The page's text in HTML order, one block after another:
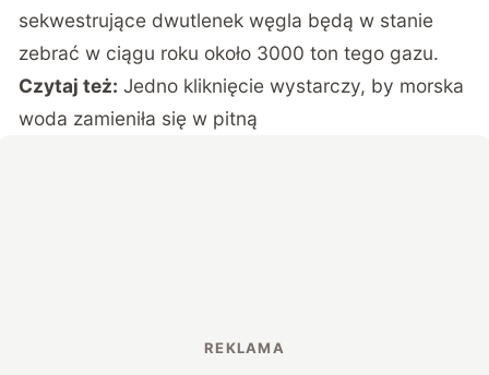
sekwestrujące dwutlenek węgla będą w stanie
zebrać w ciągu roku około 3000 ton tego gazu.
Czytaj też: Jedno kliknięcie wystarczy, by morska
woda zamieniła się w pitną